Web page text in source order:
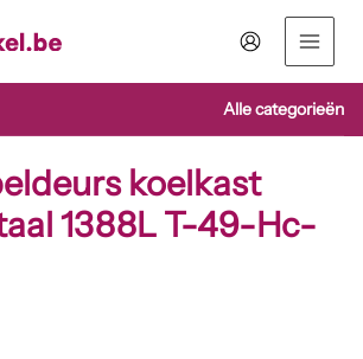
Alle categorieën
koelkast
1388L T-49-Hc-